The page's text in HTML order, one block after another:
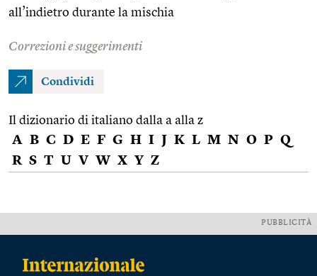
all’indietro durante la mischia
Correzioni e suggerimenti
Condividi
Il dizionario di italiano dalla a alla z
A B C D E F G H I J K L M N O P Q
R S T U V W X Y Z
PUBBLICITÀ